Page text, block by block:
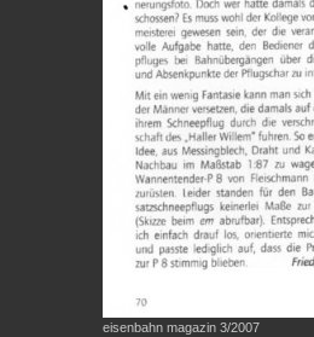
eisenbahn magazin 3/2007